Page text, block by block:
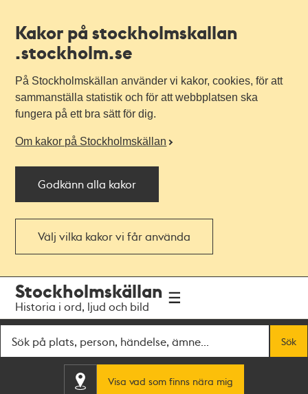
Kakor på stockholmskallan
.stockholm.se
På Stockholmskällan använder vi kakor, cookies, för att
sammanställa statistik och för att webbplatsen ska
fungera på ett bra sätt för dig.
Om kakor på Stockholmskällan
Godkänn alla kakor
Välj vilka kakor vi får använda
navigationen
huvudinnehållet
Stockholmskällan
Historia i ord, ljud och bild
Sök
Visa vad som finns nära mig